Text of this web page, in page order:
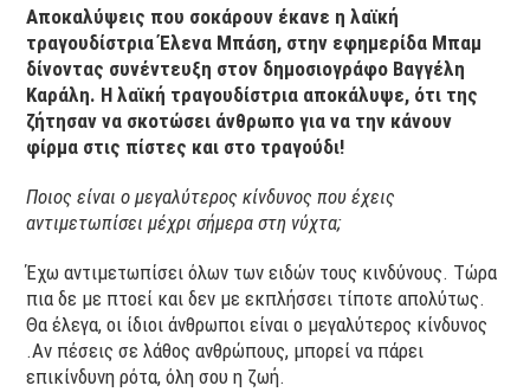
Αποκαλύψεις που σοκάρουν έκανε η λαϊκή
τραγουδίστρια Έλενα Μπάση, στην εφημερίδα Μπαμ
δίνοντας συνέντευξη στον δημοσιογράφο Βαγγέλη
Καράλη. Η λαϊκή τραγουδίστρια αποκάλυψε, ότι της
ζήτησαν να σκοτώσει άνθρωπο για να την κάνουν
φίρμα στις πίστες και στο τραγούδι!
Ποιος είναι ο μεγαλύτερος κίνδυνος που έχεις
αντιμετωπίσει μέχρι σήμερα στη νύχτα;
Έχω αντιμετωπίσει όλων των ειδών τους κινδύνους. Τώρα
πια δε με πτοεί και δεν με εκπλήσσει τίποτε απολύτως.
Θα έλεγα, οι ίδιοι άνθρωποι είναι ο μεγαλύτερος κίνδυνος
.Αν πέσεις σε λάθος ανθρώπους, μπορεί να πάρει
επικίνδυνη ρότα, όλη σου η ζωή.